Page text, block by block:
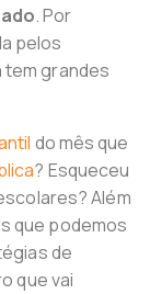
. Por
pelos
tem grandes
do mês que
? Esqueceu
Além
que podemos
de
que vai